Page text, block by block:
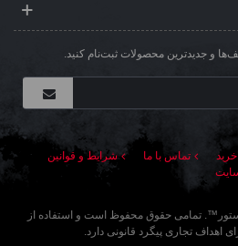
و جدیدترین محصولات ثبت‌نام کنید.
تماس با ما
شرایط و قوانین
™. تمامی حقوق محفوظ است و استفاده از
تجاری پیگرد قانونی دارد.